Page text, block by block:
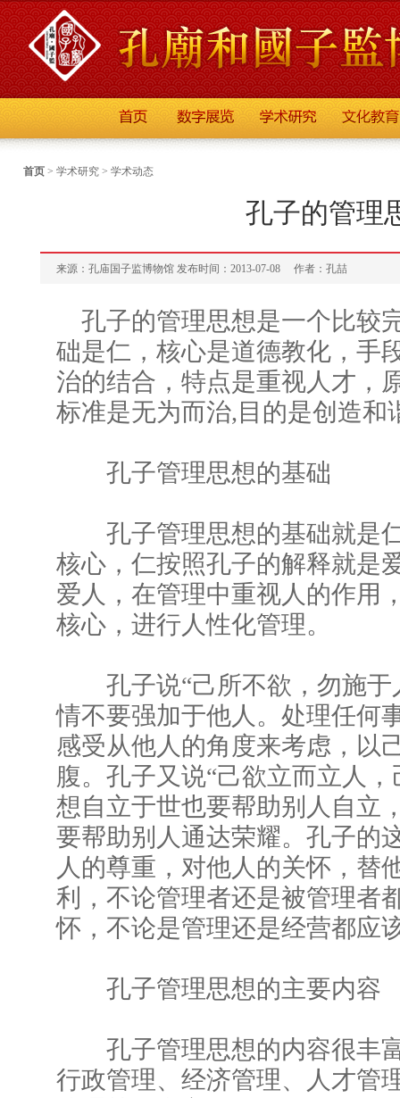
首页 > 学术研究 > 学术动态
孔子的管理
来源：孔庙国子监博物馆 发布时间：2013-07-08 作者：孔喆
孔子的管理思想是一个比较
础是仁，核心是道德教化，手
治的结合，特点是重视人才，
标准是无为而治,目的是创造和
孔子管理思想的基础
孔子管理思想的基础就是
核心，仁按照孔子的解释就是
爱人，在管理中重视人的作用
核心，进行人性化管理。
孔子说“己所不欲，勿施于
情不要强加于他人。处理任何
感受从他人的角度来考虑，以
腹。孔子又说“己欲立而立人
想自立于世也要帮助别人自立
要帮助别人通达荣耀。孔子的
人的尊重，对他人的关怀，替
利，不论管理者还是被管理者
怀，不论是管理还是经营都应
孔子管理思想的主要内容
孔子管理思想的内容很丰
行政管理、经济管理、人才管